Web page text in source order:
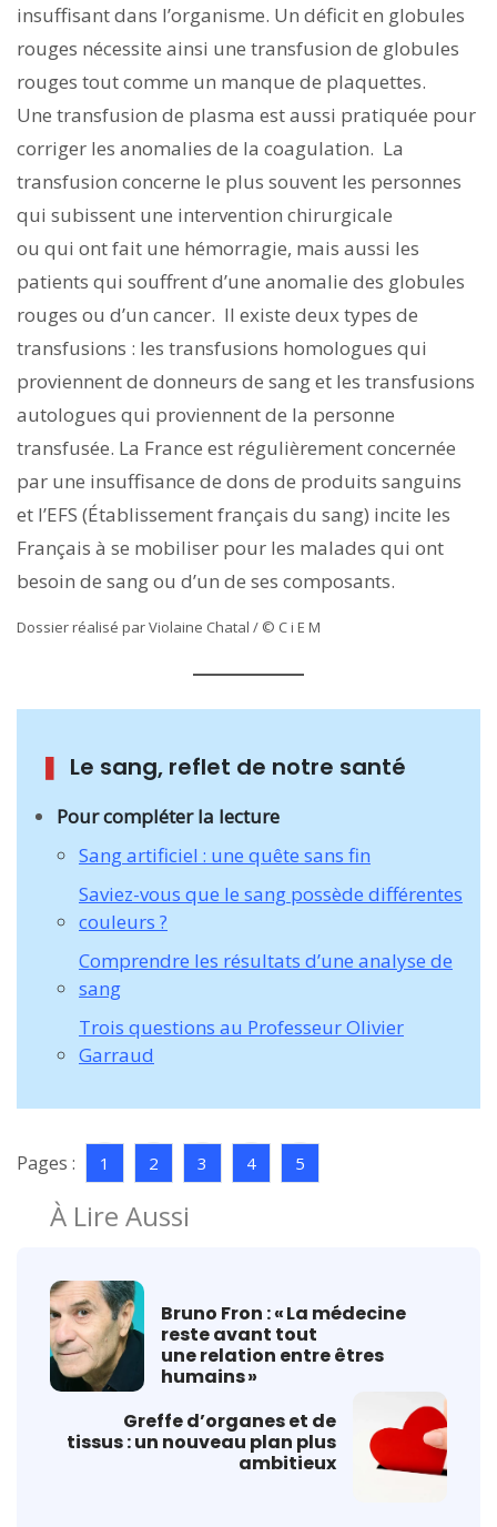
insuffisant dans l’organisme. Un déficit en globules
rouges nécessite ainsi une transfusion de globules
rouges tout comme un manque de plaquettes.
Une transfusion de plasma est aussi pratiquée pour
corriger les anomalies de la coagulation. La
transfusion concerne le plus souvent les personnes
qui subissent une intervention chirurgicale
ou qui ont fait une hémorragie, mais aussi les
patients qui souffrent d’une anomalie des globules
rouges ou d’un cancer. Il existe deux types de
transfusions : les transfusions homologues qui
proviennent de donneurs de sang et les transfusions
autologues qui proviennent de la personne
transfusée. La France est régulièrement concernée
par une insuffisance de dons de produits sanguins
et l’EFS (Établissement français du sang) incite les
Français à se mobiliser pour les malades qui ont
besoin de sang ou d’un de ses composants.
Dossier réalisé par Violaine Chatal / © C i E M
❚ Le sang, reflet de notre santé
Pour compléter la lecture
Sang artificiel : une quête sans fin
Saviez-vous que le sang possède différentes
couleurs ?
Comprendre les résultats d’une analyse de
sang
Trois questions au Professeur Olivier
Garraud
Pages : 1 2 3 4 5
À Lire Aussi
Bruno Fron : « La médecine
reste avant tout
une relation entre êtres
humains »
Greffe d’organes et de
tissus : un nouveau plan plus
ambitieux